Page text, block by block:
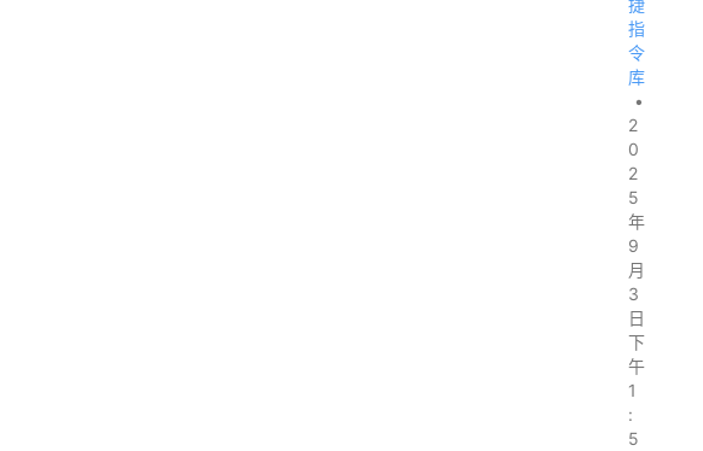
捷
指
令
库
•
2
0
2
5
年
9
月
3
日
下
午
1
:
5